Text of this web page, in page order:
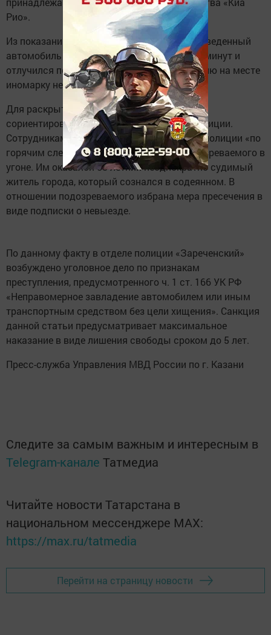
Рио».
Из показаний потерпевшего следует, что заведенный
автомобиль он оставил буквально на пару минут и
отлучился по делам. Однако по возвращению на месте
иномарку не обнаружил.
Для раскрытия данного преступления были
сориентированы все наружные службы полиции.
Сотрудникам патрульно-постовой службы полиции «по
горячим следам» удалось задержать подозреваемого в
угоне. Им оказался 58-летний неоднократно судимый
житель города, который сознался в содеянном. В
отношении подозреваемого избрана мера пресечения в
виде подписки о невыезде.
По данному факту в отделе полиции «Зареченский»
возбуждено уголовное дело по признакам
преступления, предусмотренного ч. 1 ст. 166 УК РФ
«Неправомерное завладение автомобилем или иным
транспортным средством без цели хищения». Санкция
данной статьи предусматривает максимальное
наказание в виде лишения свободы сроком до 5 лет.
Пресс-служба Управления МВД России по г. Казани
Следите за самым важным и интересным в
Telegram-канале Татмедиа
Читайте новости Татарстана в
национальном мессенджере MАХ:
https://max.ru/tatmedia
Перейти на страницу новости